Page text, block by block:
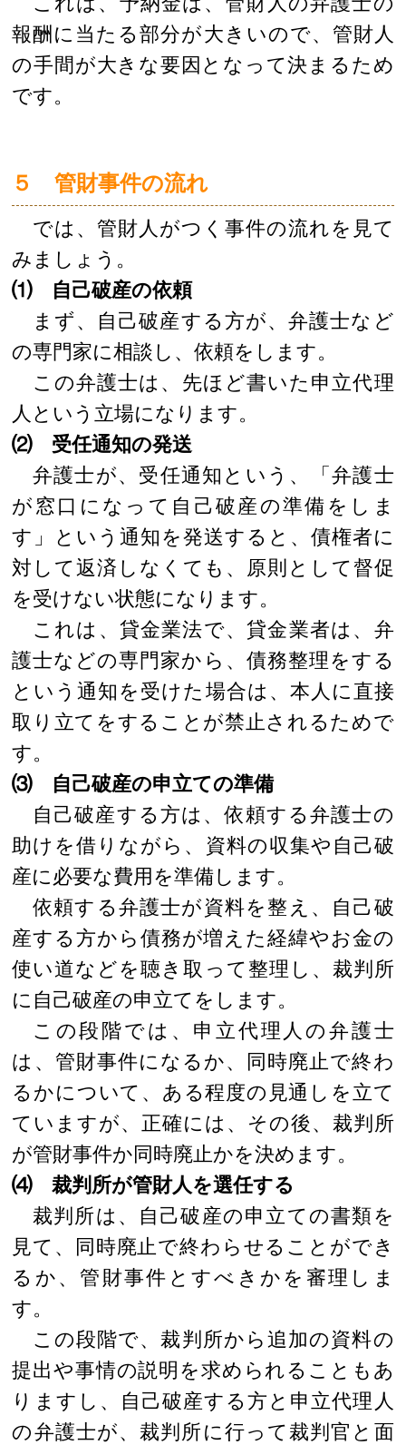
報酬に当たる部分が大きいので、管財人
の手間が大きな要因となって決まるため
です。
５ 管財事件の流れ
では、管財人がつく事件の流れを見て
みましょう。
⑴ 自己破産の依頼
まず、自己破産する方が、弁護士など
の専門家に相談し、依頼をします。
この弁護士は、先ほど書いた申立代理
人という立場になります。
⑵ 受任通知の発送
弁護士が、受任通知という、「弁護士
が窓口になって自己破産の準備をしま
す」という通知を発送すると、債権者に
対して返済しなくても、原則として督促
を受けない状態になります。
これは、貸金業法で、貸金業者は、弁
護士などの専門家から、債務整理をする
という通知を受けた場合は、本人に直接
取り立てをすることが禁止されるためで
す。
⑶ 自己破産の申立ての準備
自己破産する方は、依頼する弁護士の
助けを借りながら、資料の収集や自己破
産に必要な費用を準備します。
依頼する弁護士が資料を整え、自己破
産する方から債務が増えた経緯やお金の
使い道などを聴き取って整理し、裁判所
に自己破産の申立てをします。
この段階では、申立代理人の弁護士
は、管財事件になるか、同時廃止で終わ
るかについて、ある程度の見通しを立て
ていますが、正確には、その後、裁判所
が管財事件か同時廃止かを決めます。
⑷ 裁判所が管財人を選任する
裁判所は、自己破産の申立ての書類を
見て、同時廃止で終わらせることができ
るか、管財事件とすべきかを審理しま
す。
この段階で、裁判所から追加の資料の
提出や事情の説明を求められることもあ
りますし、自己破産する方と申立代理人
の弁護士が、裁判所に行って裁判官と面